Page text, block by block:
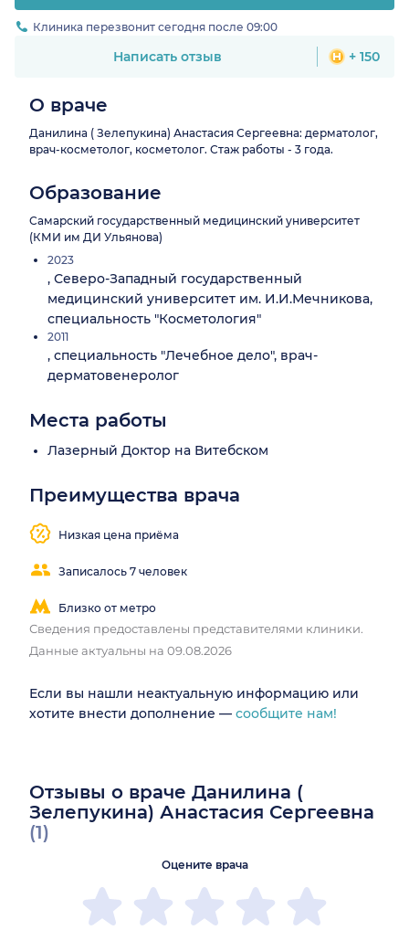
Клиника перезвонит сегодня после 09:00
Написать отзыв + 150
О враче
Данилина ( Зелепукина) Анастасия Сергеевна: дерматолог,
врач-косметолог, косметолог. Стаж работы - 3 года.
Образование
Самарский государственный медицинский университет
(КМИ им ДИ Ульянова)
2023
, Северо-Западный государственный
медицинский университет им. И.И.Мечникова,
специальность "Косметология"
2011
, специальность "Лечебное дело", врач-
дерматовенеролог
Места работы
Лазерный Доктор на Витебском
Преимущества врача
Низкая цена приёма
Записалось 7 человек
Близко от метро
Сведения предоставлены представителями клиники.
Данные актуальны на 09.08.2026
Если вы нашли неактуальную информацию или
хотите внести дополнение — сообщите нам!
Отзывы о враче Данилина (
Зелепукина) Анастасия Сергеевна
(1)
Оцените врача